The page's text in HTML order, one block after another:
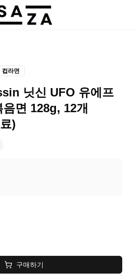
컵라면
닛신 UFO 유에프
면 128g, 12개
)
구매하기